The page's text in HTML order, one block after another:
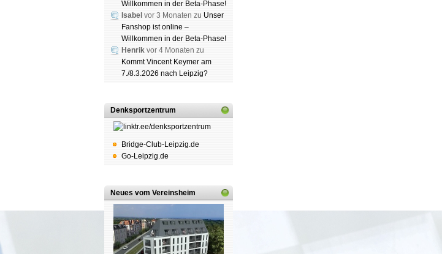
Willkommen in der Beta-Phase!
Isabel vor 3 Monaten zu Unser
Fanshop ist online –
Willkommen in der Beta-Phase!
Henrik vor 4 Monaten zu
Kommt Vincent Keymer am
7./8.3.2026 nach Leipzig?
Denksportzentrum
Bridge-Club-Leipzig.de
Go-Leipzig.de
Neues vom Vereinsheim